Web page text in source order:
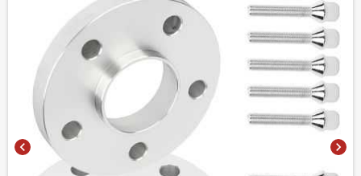
chevron_left chevron_right